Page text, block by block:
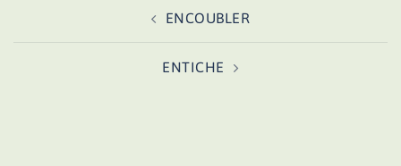
ENCOUBLER
ENTICHE